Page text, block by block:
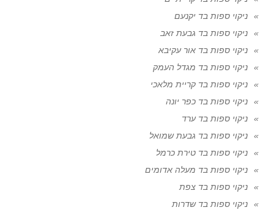
ניקוי ספות בד יקנעם
ניקוי ספות בד גבעת זאב
ניקוי ספות בד אור עקיבא
ניקוי ספות בד מגדל העמק
ניקוי ספות בד קריית מלאכי
ניקוי ספות בד כפר יונה
ניקוי ספות בד ערד
ניקוי ספות בד גבעת שמואל
ניקוי ספות בד טירת כרמל
ניקוי ספות בד מעלה אדומים
ניקוי ספות בד צפת
ניקוי ספות בד שדרות